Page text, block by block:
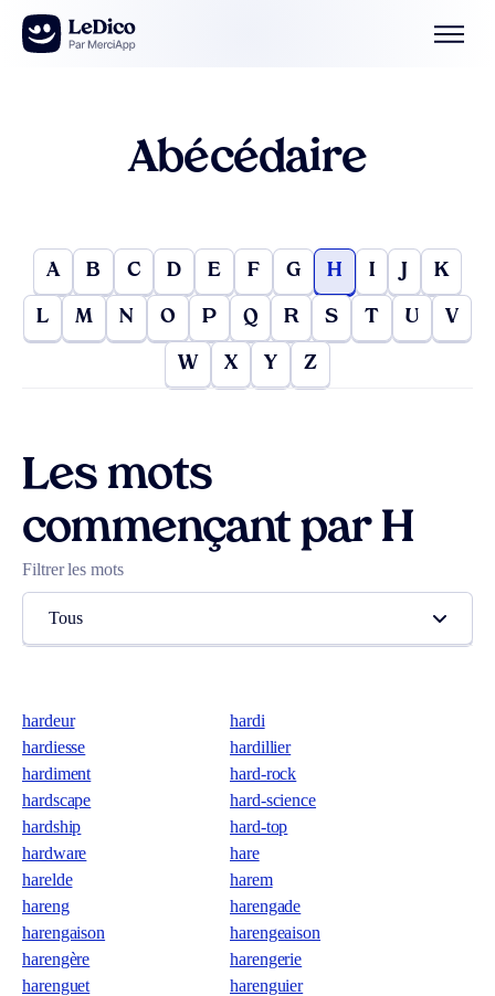
Aller au contenu
Abécédaire
A B C D E F G H I J K
L M N O P Q R S T U V
W X Y Z
Les mots
commençant par H
Filtrer les mots
Tous
hardeur
hardi
hardiesse
hardillier
hardiment
hard-rock
hardscape
hard-science
hardship
hard-top
hardware
hare
harelde
harem
hareng
harengade
harengaison
harengeaison
harengère
harengerie
harenguet
harenguier